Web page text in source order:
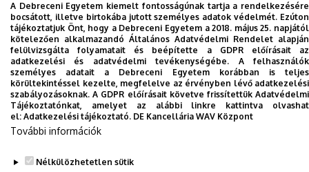
Szerzői jog © 2026 Unideb
A Debreceni Egyetem kiemelt fontosságúnak tartja a rendelkezésére
bocsátott, illetve birtokába jutott személyes adatok védelmét. Ezúton
tájékoztatjuk Önt, hogy a Debreceni Egyetem a 2018. május 25. napjától
kötelezően alkalmazandó Általános Adatvédelmi Rendelet alapján
felülvizsgálta folyamatait és beépítette a GDPR előírásait az
adatkezelési és adatvédelmi tevékenységébe. A felhasználók
személyes adatait a Debreceni Egyetem korábban is teljes
körültekintéssel kezelte, megfelelve az érvényben lévő adatkezelési
szabályozásoknak. A GDPR előírásait követve frissítettük Adatvédelmi
Tájékoztatónkat, amelyet az alábbi linkre kattintva olvashat
el: Adatkezelési tájékoztató. DE Kancellária WAV Központ
További információk
Nélkülözhetetlen sütik